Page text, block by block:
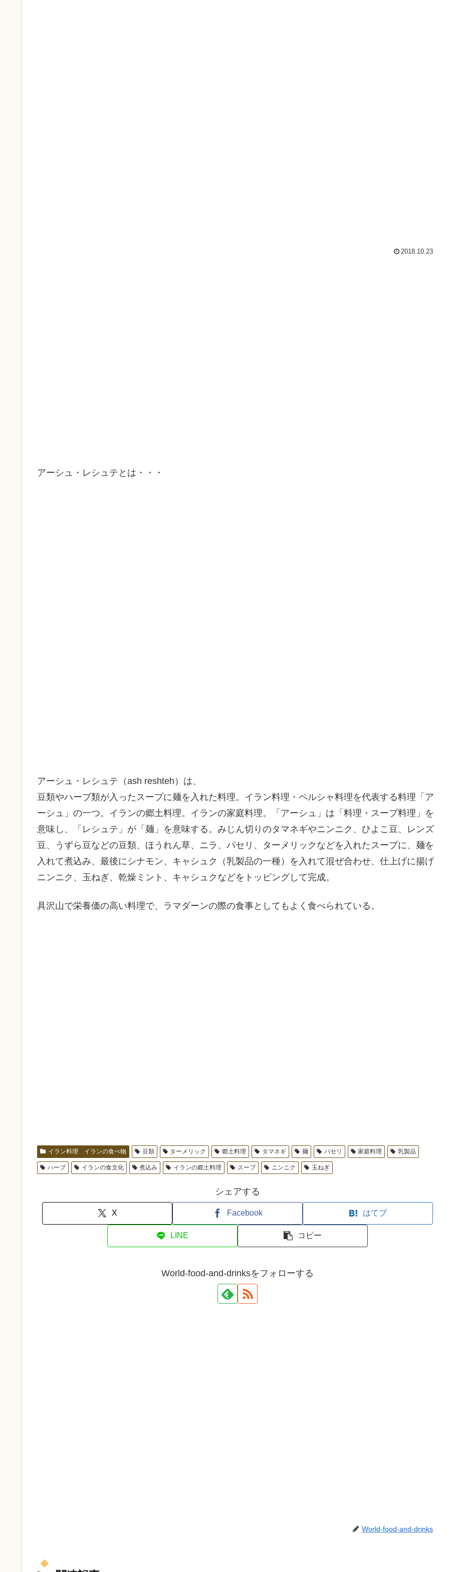
2018.10.23
アーシュ・レシュテとは・・・
アーシュ・レシュテ（ash reshteh）は、
豆類やハーブ類が入ったスープに麺を入れた料理。イラン料理・ペルシャ料理を代表する料理「ア
ーシュ」の一つ。イランの郷土料理。イランの家庭料理。「アーシュ」は「料理・スープ料理」を
意味し、「レシュテ」が「麺」を意味する。みじん切りのタマネギやニンニク、ひよこ豆、レンズ
豆、うずら豆などの豆類、ほうれん草、ニラ、パセリ、ターメリックなどを入れたスープに、麺を
入れて煮込み、最後にシナモン、キャシュク（乳製品の一種）を入れて混ぜ合わせ、仕上げに揚げ
ニンニク、玉ねぎ、乾燥ミント、キャシュクなどをトッピングして完成。
具沢山で栄養価の高い料理で、ラマダーンの際の食事としてもよく食べられている。
イラン料理 イランの食べ物 豆類 ターメリック 郷土料理 タマネギ 麺 パセリ 家庭料理 乳製品
ハーブ イランの食文化 煮込み イランの郷土料理 スープ ニンニク 玉ねぎ
シェアする
X Facebook はてブ
LINE コピー
World-food-and-drinksをフォローする
World-food-and-drinks